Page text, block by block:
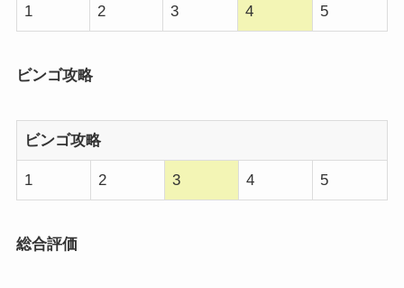
1 2 3 4 5
ビンゴ攻略
ビンゴ攻略
1 2 3 4 5
総合評価